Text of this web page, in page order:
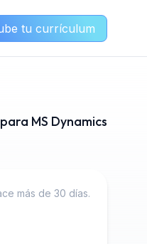
tu currículum
MS Dynamics
más de 30 días.